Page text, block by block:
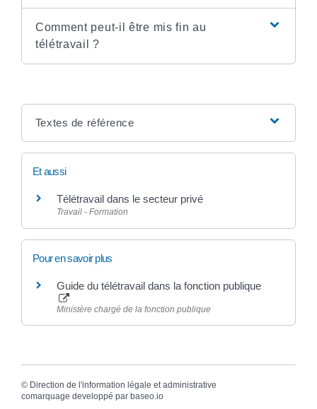
Comment peut-il être mis fin au
télétravail ?
Textes de référence
Et aussi
Télétravail dans le secteur privé
Travail - Formation
Pour en savoir plus
Guide du télétravail dans la fonction publique
Ministère chargé de la fonction publique
© Direction de l'information légale et administrative
comarquage developpé par baseo.io